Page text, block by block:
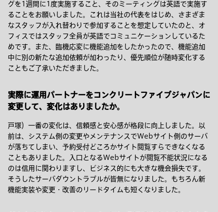
グを1週間に1度実施すること、そのミーティングは英語で実施す
ることをお願いしました。これは当社の代表をはじめ、さまざま
なスタッフが入れ替わりで参加することを想定していたのと、オ
フィスではスタッフ全員が英語でコミュニケーションしているた
めです。また、臨機応変に機能追加をしたかったので、機能追加
中に別の新たな追加依頼が加わったり、優先順位が随時変化する
こともご了承いただきました。
実際に運用パートナーをコンクリートファイブジャパンに
変更して、変化はありましたか。
戸塚）一番の変化は、信頼感と安心感が格段に向上しました。以
前は、システム側の変更やメンテナンスでWebサイト側のサーバ
が落ちてしまい、予約受付どころかサイト閲覧すらできなくなる
こともありました。入口となるWebサイトが閲覧不能状況になる
のは信用に関わりますし、ビジネス的にも大きな機会損失です。
そうしたサーバダウントラブルが皆無になりました。もちろん新
機能実装や変更・改善のリードタイムも短くなりました。